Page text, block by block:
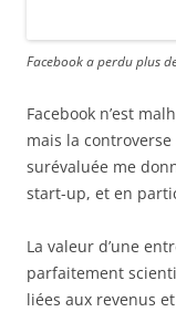
Facebook a perdu plus
Facebook n’est
mais la
surévaluée me
start-up, et en
La valeur d’une
parfaitement
liées aux revenus